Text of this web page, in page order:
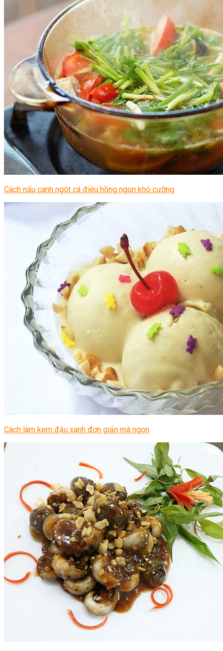
Cách nấu canh ngót cá điêu hồng ngon khó cưỡng
Cách làm kem đậu xanh đơn giản mà ngon